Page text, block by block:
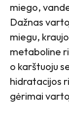
miego,
Dažnas
miegu,
metaboline
o karštuoju
hidratacijos
gėrimai